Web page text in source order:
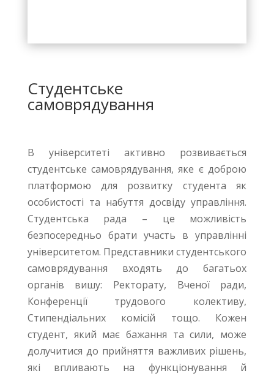
Студентське
самоврядування
В університеті активно розвивається
студентське самоврядування, яке є доброю
платформою для розвитку студента як
особистості та набуття досвіду управління.
Студентська рада – це можливість
безпосередньо брати участь в управлінні
університетом. Представники студентського
самоврядування входять до багатьох
органів вишу: Ректорату, Вченої ради,
Конференції трудового колективу,
Стипендіальних комісій тощо. Кожен
студент, який має бажання та сили, може
долучитися до прийняття важливих рішень,
які впливають на функціонування й